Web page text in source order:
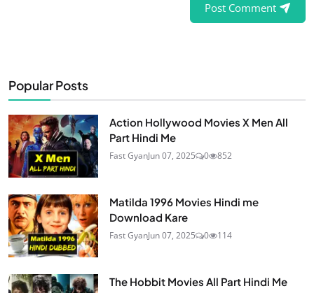
Post Comment
Popular Posts
Action Hollywood Movies X Men All
Part Hindi Me
Fast GyanJun 07, 2025 0 852
Matilda 1996 Movies Hindi me
Download Kare
Fast GyanJun 07, 2025 0 114
The Hobbit Movies All Part Hindi Me